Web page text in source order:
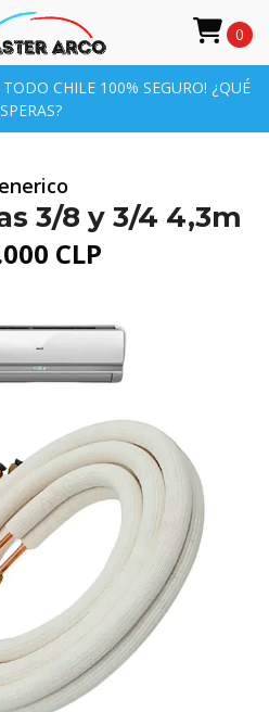
CHILE 100% SEGURO! ¿QUÉ
0
3/8 y 3/4 4,3m
CLP